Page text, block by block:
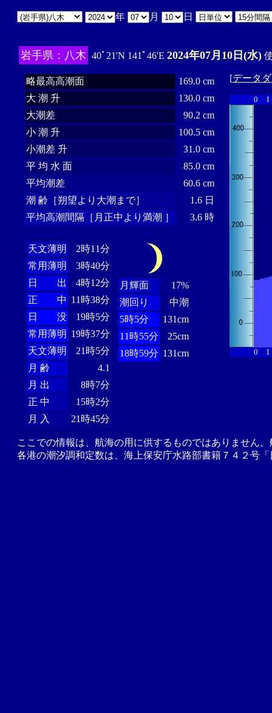
年 月 日
岩手県：八木 40ﾟ21'N 141ﾟ46'E 2024年07月10日(水)
略最高高潮面
169.0 cm
大 潮 升
130.0 cm
大潮差
90.2 cm
小 潮 升
100.5 cm
小潮差 升
31.0 cm
平 均 水 面
85.0 cm
平均潮差
60.6 cm
潮 齢［朔望より大潮まで］
1.6 日
平均高潮間隔［月正中より満潮 ］
3.6 時
天文薄明
2時11分
常用薄明
3時40分
日 出
4時12分
正 中 11時38分
日 没
19時5分
常用薄明 19時37分
天文薄明
21時5分
月 齢
4.1
月 出
8時7分
正 中
15時2分
月 入
21時45分
月輝面
17%
潮回り
中潮
5時5分
131cm
11時55分
25cm
18時59分 131cm
[データ
0 1
0 1
ここでの情報は、航海の用に供するものではありません
各港の潮汐調和定数は、海上保安庁水路部書籍７４２号